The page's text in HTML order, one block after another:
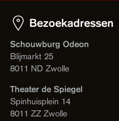
Bezoekadressen
Schouwburg Odeon
Blijmarkt 25
8011 ND Zwolle
Theater de Spiegel
Spinhuisplein 14
8011 ZZ Zwolle